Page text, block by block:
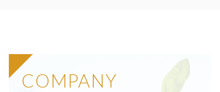
COMPANY